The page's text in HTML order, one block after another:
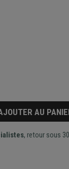
AU
, retour sous